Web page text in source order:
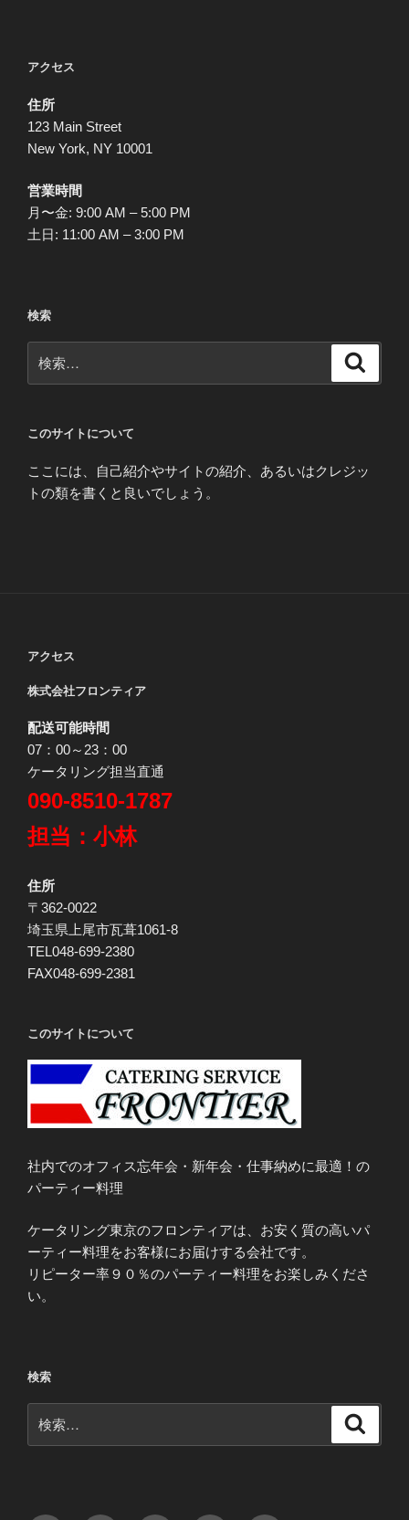
ン
アクセス
住所
123 Main Street
New York, NY 10001
営業時間
月〜金: 9:00 AM – 5:00 PM
土日: 11:00 AM – 3:00 PM
検索
索:
このサイトについて
ここには、自己紹介やサイトの紹介、あるいはクレジッ
トの類を書くと良いでしょう。
アクセス
株式会社フロンティア
配送可能時間
07：00～23：00
ケータリング担当直通
090-8510-1787
担当：小林
住所
〒362-0022
埼玉県上尾市瓦葺1061-8
TEL048-699-2380
FAX048-699-2381
このサイトについて
社内でのオフィス忘年会・新年会・仕事納めに最適！の
パーティー料理
ケータリング東京のフロンティアは、お安く質の高いパ
ーティー料理をお客様にお届けする会社です。
リピーター率９０％のパーティー料理をお楽しみくださ
い。
検索
索: